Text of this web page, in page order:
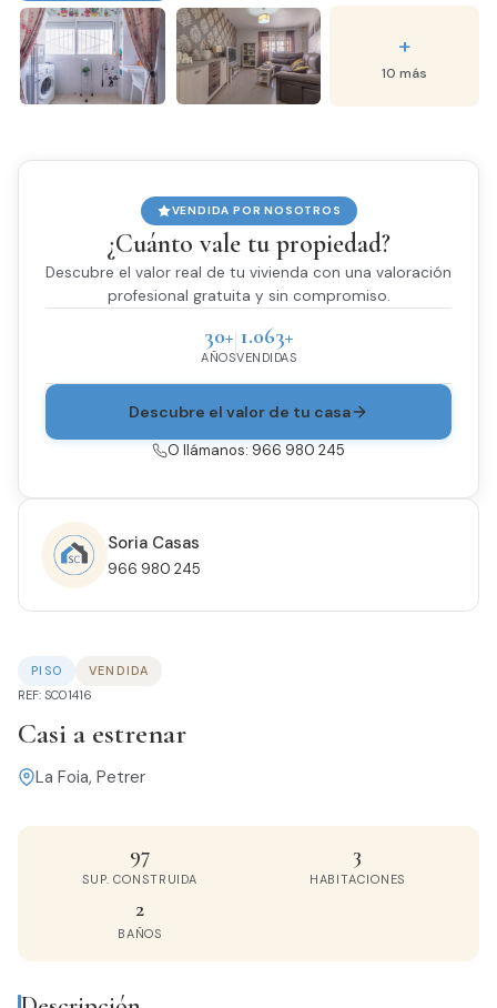
+
10 más
PISO
VENDIDA
REF: SC01416
Casi a estrenar
La Foia, Petrer
97
SUP. CONSTRUIDA
3
HABITACIONES
2
BAÑOS
VENDIDA POR NOSOTROS
¿Cuánto vale tu propiedad?
Descubre el valor real de tu vivienda con una valoración
profesional gratuita y sin compromiso.
30+
AÑOS
1.063+
VENDIDAS
Descubre el valor de tu casa
O llámanos: 966 980 245
Soria Casas
966 980 245